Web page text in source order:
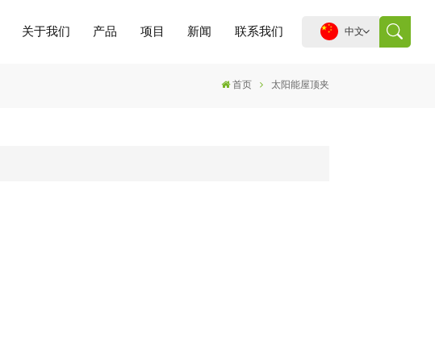
关于我们 产品 项目 新闻 联系我们 中文
首页 太阳能屋顶夹